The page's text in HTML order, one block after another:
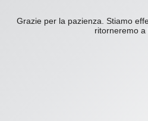
Grazie per la pazienza. Stiamo
ritorneremo a